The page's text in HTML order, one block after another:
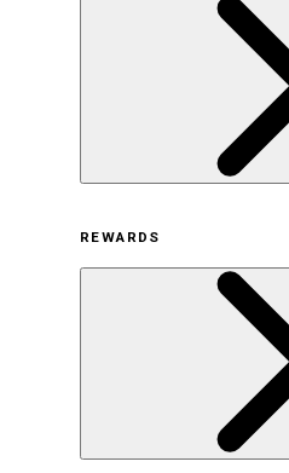
サステナビリティ
ヒス
採
オンライン
プライバ
特定商取引
古物営業
REWARDS